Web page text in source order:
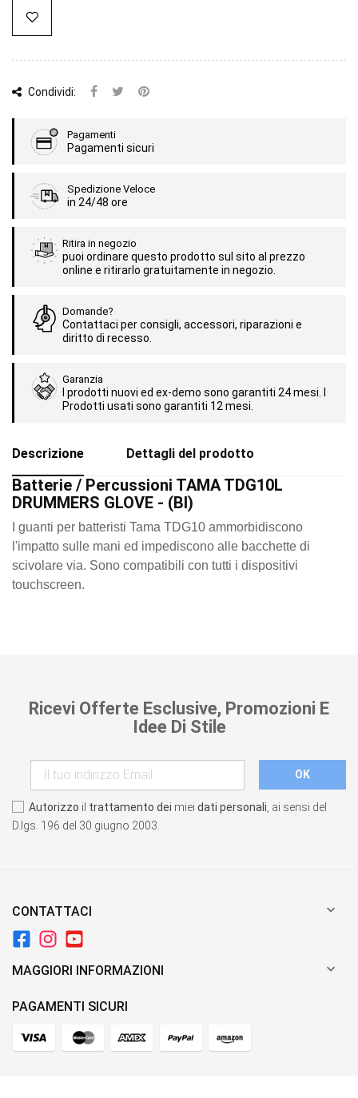
Condividi:
Pagamenti
Pagamenti sicuri
Spedizione Veloce
in 24/48 ore
Ritira in negozio
puoi ordinare questo prodotto sul sito al prezzo
online e ritirarlo gratuitamente in negozio.
Domande?
Contattaci per consigli, accessori, riparazioni e
diritto di recesso.
Garanzia
I prodotti nuovi ed ex-demo sono garantiti 24 mesi. I
Prodotti usati sono garantiti 12 mesi.
Descrizione Dettagli del prodotto
Batterie / Percussioni TAMA TDG10L
DRUMMERS GLOVE - (BI)
I guanti per batteristi Tama TDG10 ammorbidiscono
l'impatto sulle mani ed impediscono alle bacchette di
scivolare via. Sono compatibili con tutti i dispositivi
touchscreen.
Ricevi Offerte Esclusive, Promozioni E
Idee Di Stile
Autorizzo il trattamento dei miei dati personali , ai sensi del
D.lgs. 196 del 30 giugno 2003.
CONTATTACI 
MAGGIORI INFORMAZIONI 
PAGAMENTI SICURI